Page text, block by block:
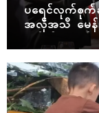
ပရေၚ်လုက်စု
အလဵုအသဳ မေန်
ကပိုက် နွံကၠုၚ်မ